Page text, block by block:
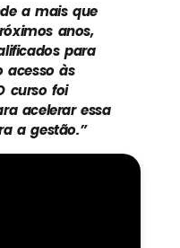
a mais que
anos,
para
acesso às
curso foi
acelerar essa
a gestão.”